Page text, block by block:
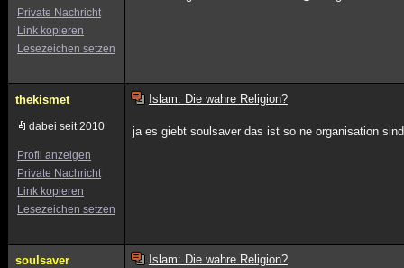
Private Nachricht
Link kopieren
Lesezeichen setzen
thekismet
dabei seit 2010
Profil anzeigen
Private Nachricht
Link kopieren
Lesezeichen setzen
Islam: Die wahre Religion?
ja es giebt soulsaver das ist so ne organisation
soulsaver Islam: Die wahre Religion?